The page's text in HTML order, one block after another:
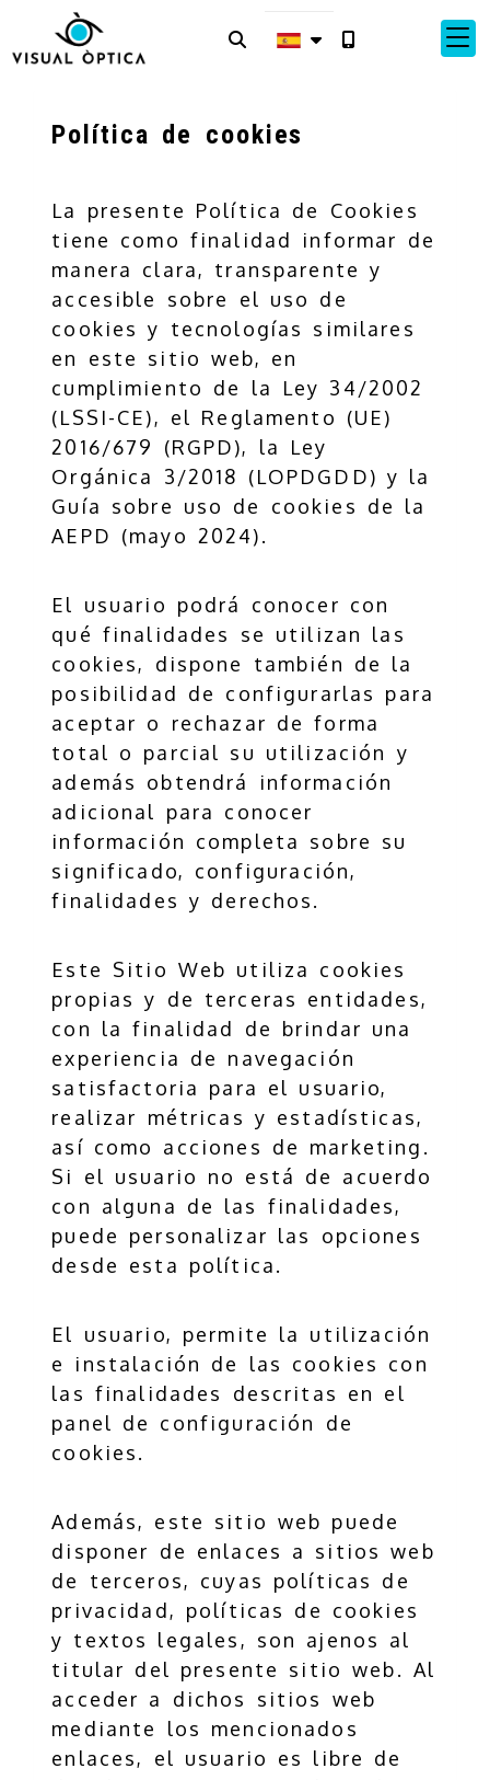
Política de cookies
La presente Política de Cookies
tiene como finalidad informar de
manera clara, transparente y
accesible sobre el uso de
cookies y tecnologías similares
en este sitio web, en
cumplimiento de la Ley 34/2002
(LSSI-CE), el Reglamento (UE)
2016/679 (RGPD), la Ley
Orgánica 3/2018 (LOPDGDD) y la
Guía sobre uso de cookies de la
AEPD (mayo 2024).
El usuario podrá conocer con
qué finalidades se utilizan las
cookies, dispone también de la
posibilidad de configurarlas para
aceptar o rechazar de forma
total o parcial su utilización y
además obtendrá información
adicional para conocer
información completa sobre su
significado, configuración,
finalidades y derechos.
Este Sitio Web utiliza cookies
propias y de terceras entidades,
con la finalidad de brindar una
experiencia de navegación
satisfactoria para el usuario,
realizar métricas y estadísticas,
así como acciones de marketing.
Si el usuario no está de acuerdo
con alguna de las finalidades,
puede personalizar las opciones
desde esta política.
El usuario, permite la utilización
e instalación de las cookies con
las finalidades descritas en el
panel de configuración de
cookies.
Además, este sitio web puede
disponer de enlaces a sitios web
de terceros, cuyas políticas de
privacidad, políticas de cookies
y textos legales, son ajenos al
titular del presente sitio web. Al
acceder a dichos sitios web
mediante los mencionados
enlaces, el usuario es libre de